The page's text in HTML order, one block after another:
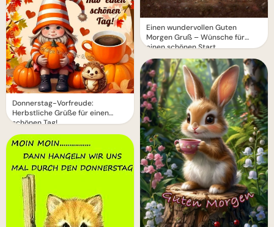
Donnerstag-Vorfreude:
Herbstliche Grüße für einen
schönen Tag!
Einen wundervollen Guten
Morgen Gruß – Wünsche für
einen schönen Start